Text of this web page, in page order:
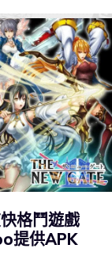
格鬥遊戲
提供APK